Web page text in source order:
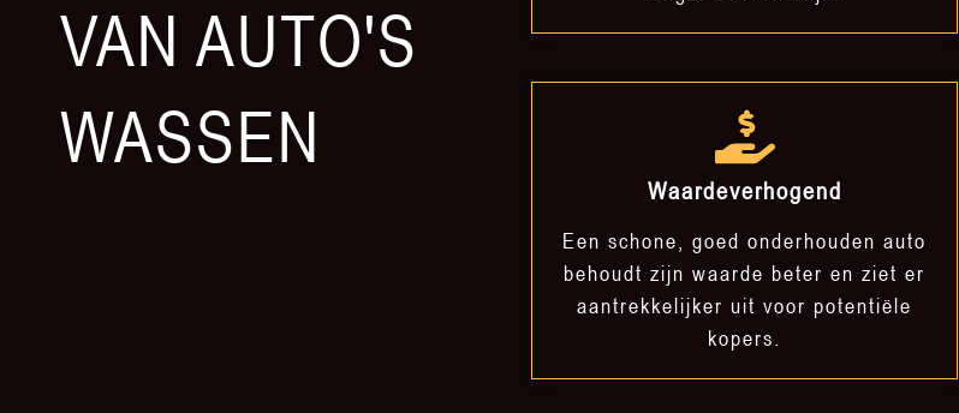
VAN AUTO'S
WASSEN
Waardeverhogend
Een schone, goed onderhouden auto
behoudt zijn waarde beter en ziet er
aantrekkelijker uit voor potentiële
kopers.